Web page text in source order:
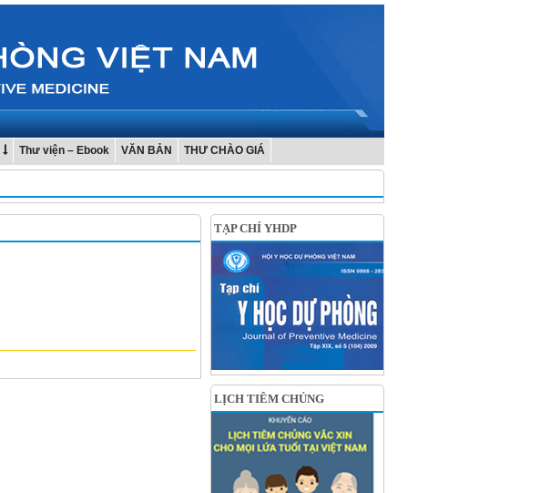
Thư viện – Ebook VĂN BẢN THƯ CHÀO GIÁ
TẠP CHÍ YHDP
LỊCH TIÊM CHỦNG